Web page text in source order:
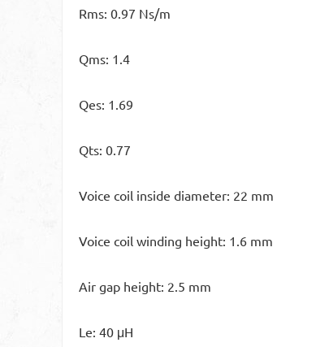
Rms: 0.97 Ns/m
Qms: 1.4
Qes: 1.69
Qts: 0.77
Voice coil inside diameter: 22 mm
Voice coil winding height: 1.6 mm
Air gap height: 2.5 mm
Le: 40 μH